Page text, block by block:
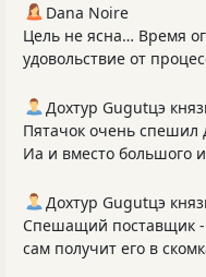
Dana Noire
Цель не ясна… Время
удовольствие от
Дохтур Gugutцэ
Пятачок очень спешил
Иа и вместо большого
Дохтур Gugutцэ
Спешащий поставщик -
сам получит его в